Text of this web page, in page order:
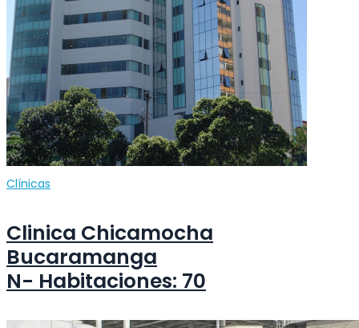
Clínicas
Clinica Chicamocha
Bucaramanga
N- Habitaciones: 70